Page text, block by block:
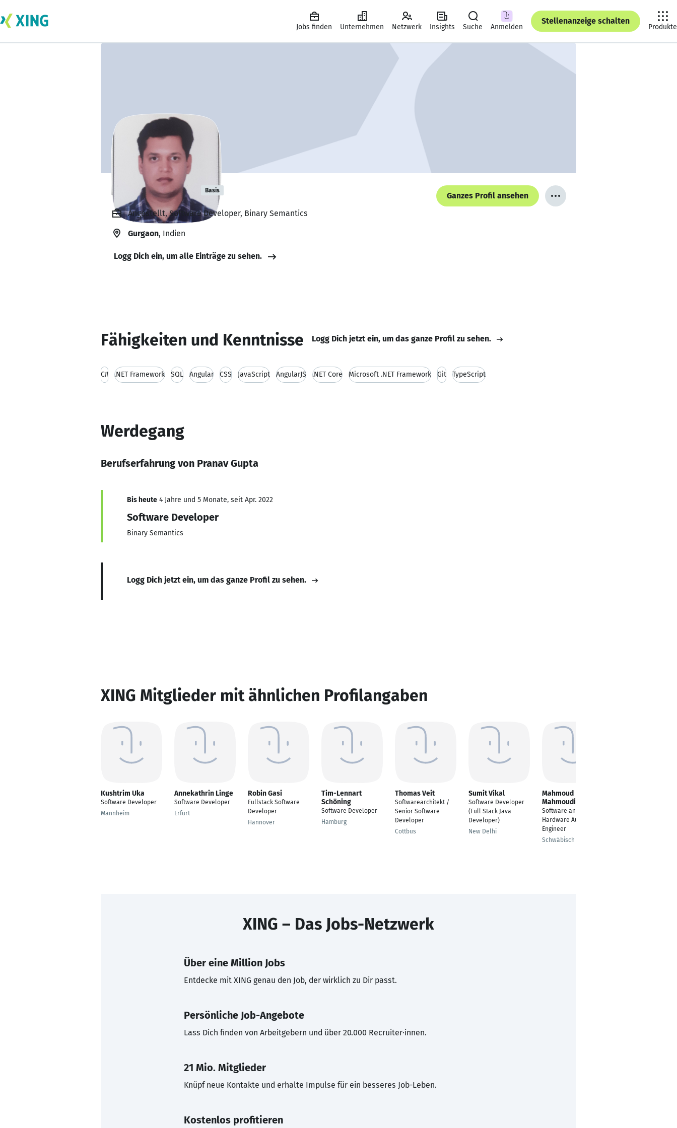
Jobs finden Unternehmen Netzwerk Insights Suche Anmelden
Stellenanzeige schalten
Produkte
Pranav Gupta Basis
Ganzes Profil ansehen
Angestellt, Software Developer, Binary Semantics
Gurgaon, Indien
Logg Dich ein, um alle Einträge zu sehen.
Fähigkeiten und Kenntnisse Logg Dich jetzt ein, um das ganze Profil zu sehen.
C# .NET Framework SQL Angular CSS JavaScript AngularJS .NET Core Microsoft .NET Framework Git TypeScript
Werdegang
Berufserfahrung von Pranav Gupta
Bis heute 4 Jahre und 5 Monate, seit Apr. 2022
Software Developer
Binary Semantics
Logg Dich jetzt ein, um das ganze Profil zu sehen.
XING Mitglieder mit ähnlichen Profilangaben
Kushtrim Uka
Software Developer
Mannheim
Annekathrin Linge
Software Developer
Erfurt
Robin Gasi
Fullstack Software
Developer
Hannover
Tim-Lennart
Schöning
Software Developer
Hamburg
Thomas Veit
Softwarearchitekt /
Senior Software
Developer
Cottbus
Sumit Vikal
Software Developer
(Full Stack Java
Developer)
New Delhi
Mahmoud
Mahmoudieh
Software and
Hardware Automation
Engineer
Schwäbisch Gmünd
XING – Das Jobs-Netzwerk
Über eine Million Jobs
Entdecke mit XING genau den Job, der wirklich zu Dir passt.
Persönliche Job-Angebote
Lass Dich finden von Arbeitgebern und über 20.000 Recruiter·innen.
21 Mio. Mitglieder
Knüpf neue Kontakte und erhalte Impulse für ein besseres Job-Leben.
Kostenlos profitieren